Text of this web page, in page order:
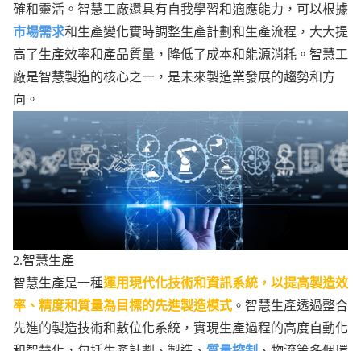
確和靈活。智慧工廠還具有自我學習和適應能力，可以根據
市場需求和生產變化實時調整生產計劃和生產流程，大大提
高了生產效率和產品質量，降低了成本和能源消耗。智慧工
廠是智慧製造的核心之一，是未來製造業發展的趨勢和方
向。
2.智慧生產
智慧生產是一種運用現代化技術和資訊系統，以提高製造效
率、精度和質量為目標的先進製造模式 。智慧生產透過整合
先進的製造技術和數位化系統，實現生產過程的高度自動化